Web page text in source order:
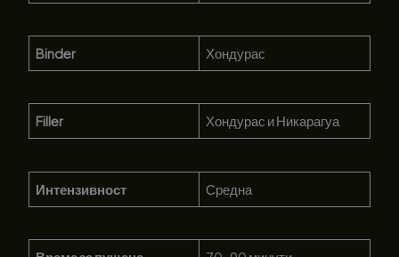
Binder Хондурас
Filler Хондурас и Никарагуа
Интензивност Средна